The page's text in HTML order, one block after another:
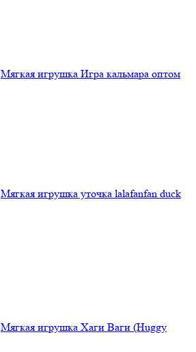
Мягкая игрушка Игра кальмара оптом
Мягкая игрушка уточка lalafanfan duck
Мягкая игрушка Хаги Ваги (Huggy